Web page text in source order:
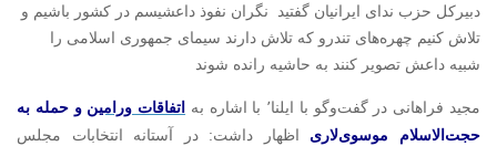
دبیرکل حزب ندای ایرانیان گفتید نگران نفوذ داعشیسم در کشور باشیم و
تلاش کنیم چهره‌های تندرو که تلاش دارند سیمای جمهوری اسلامی را
شبیه داعش تصویر کنند به حاشیه رانده شوند
مجید فراهانی در گفت‌و‌گو با ایلنا٬ با اشاره به اتفاقات ورامین و حمله به
حجت‌الاسلام موسوی‌لاری اظهار داشت: در آستانه انتخابات مجلس